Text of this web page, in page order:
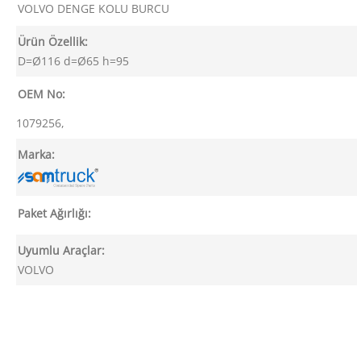
VOLVO DENGE KOLU BURCU
Ürün Özellik:
D=Ø116 d=Ø65 h=95
OEM No:
1079256,
Marka:
Paket Ağırlığı:
Uyumlu Araçlar:
VOLVO